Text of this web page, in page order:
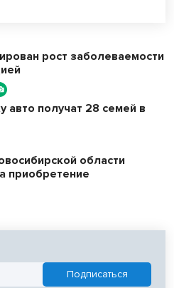
рост заболеваемости
авто получат 28 семей в
области
приобретение